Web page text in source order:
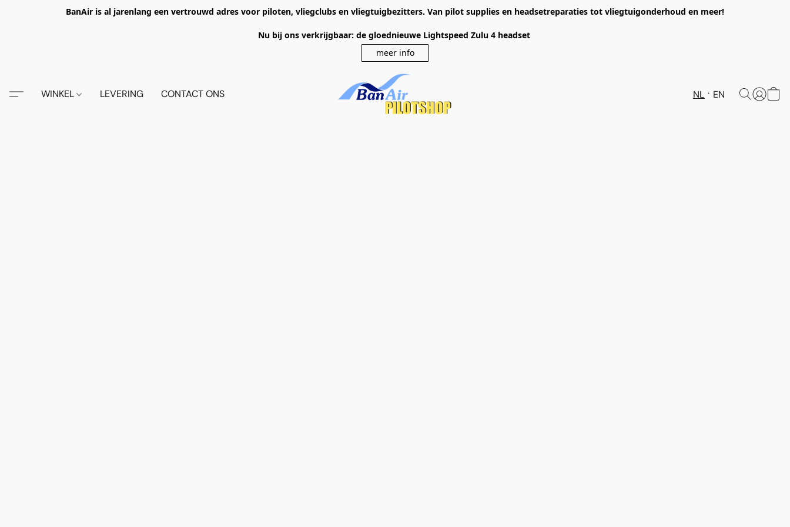
BanAir is al jarenlang een vertrouwd adres voor piloten, vliegclubs en vliegtuigbezitters. Van pilot supplies en headsetreparaties tot vliegtuigonderhoud en meer!
Nu bij ons verkrijgbaar: de gloednieuwe Lightspeed Zulu 4 headset
meer info
WINKEL LEVERING CONTACT ONS NL EN